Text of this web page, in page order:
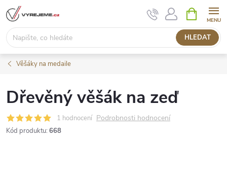
Přejít
na
obsah
HLEDAT
NÁKUPNÍ
KOŠÍK
Věšáky na medaile
Dřevěný věšák na zeď
1 hodnocení Podrobnosti hodnocení
Kód produktu: 668